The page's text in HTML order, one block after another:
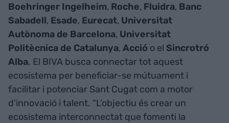
Boehringer Ingelheim, Roche, Fluidra, Banc
Sabadell, Esade, Eurecat, Universitat
Autònoma de Barcelona, Universitat
Politècnica de Catalunya, Acció o el Sincrotró
Alba. El BIVA busca connectar tot aquest
ecosistema per beneficiar-se mútuament i
facilitar i potenciar Sant Cugat com a motor
d’innovació i talent. “L’objectiu és crear un
ecosistema interconnectat que fomenti la